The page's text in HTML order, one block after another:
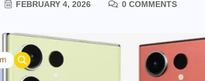
FEBRUARY 4, 2026 0 COMMENTS